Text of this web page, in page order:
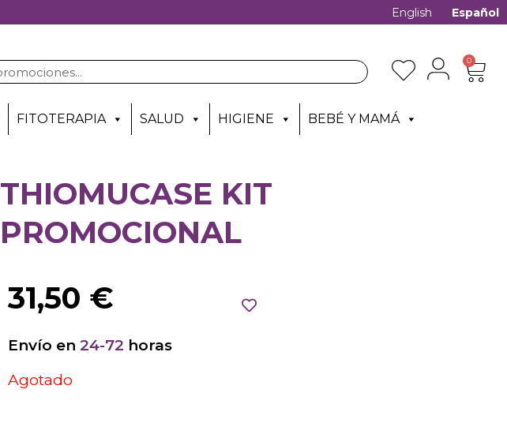
English Español
0
FITOTERAPIA SALUD HIGIENE BEBÉ Y MAMÁ
THIOMUCASE KIT
PROMOCIONAL
31,50 €
Envío en 24-72 horas
Agotado